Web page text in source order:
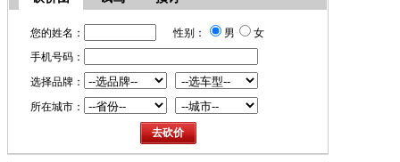
您的姓名： 性别： 男
女
手机号码：
选择品牌：
所在城市：